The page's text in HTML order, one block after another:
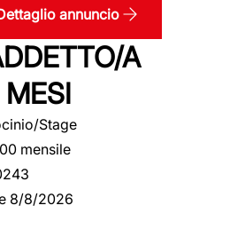
annuncio
A
Stage
mensile
8/8/2026